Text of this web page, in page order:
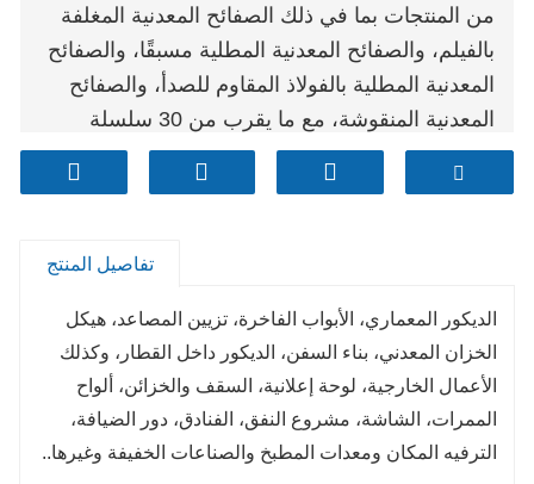
من المنتجات بما في ذلك الصفائح المعدنية المغلفة
بالفيلم، والصفائح المعدنية المطلية مسبقًا، والصفائح
المعدنية المطلية بالفولاذ المقاوم للصدأ، والصفائح
المعدنية المنقوشة، مع ما يقرب من 30 سلسلة
وأكثر من 1000 نوع. وبسبب ذلك، أصبحنا الشركة
المصنعة الأكثر احترافًا، والتي تكون منتجاتها أكثر
ومستوى المعالجة والمعدات المتقدمة، واختراق رؤية
السرعة والتطوير الفعال
تفاصيل المنتج
الديكور المعماري، الأبواب الفاخرة، تزيين المصاعد، هيكل
الخزان المعدني، بناء السفن، الديكور داخل القطار، وكذلك
الأعمال الخارجية، لوحة إعلانية، السقف والخزائن، ألواح
الممرات، الشاشة، مشروع النفق، الفنادق، دور الضيافة،
الترفيه المكان ومعدات المطبخ والصناعات الخفيفة وغيرها..